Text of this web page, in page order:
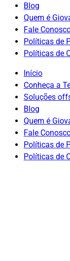
Blog
Quem é
Fale
Políticas de
Políticas de
Início
Conheça a
Soluções
Blog
Quem é
Fale
Políticas de
Políticas de